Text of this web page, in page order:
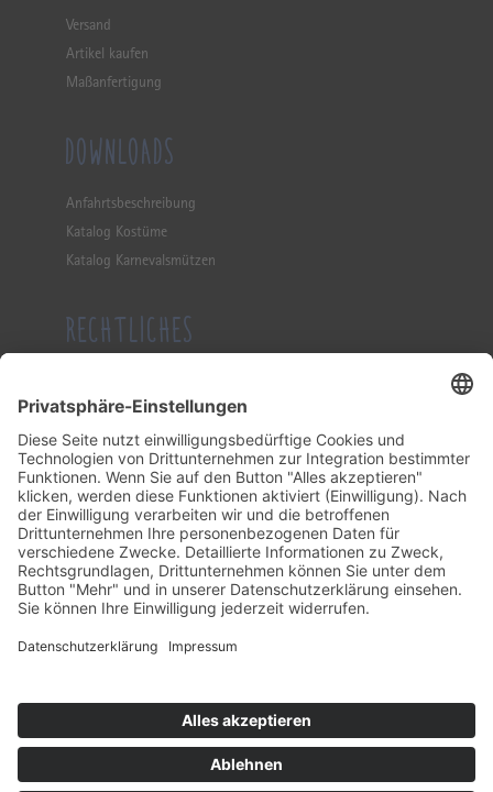
Versand
Artikel kaufen
Maßanfertigung
DOWNLOADS
Anfahrtsbeschreibung
Katalog Kostüme
Katalog Karnevalsmützen
RECHTLICHES
Datenschutzerklärung
Allgemeine Geschäftsbedingung
KONTAKT
Tel.: (0 23 82) 21 51
Fax: (0 23 82) 13 20
Mail: info@schwienhorst-meier.de
Instagram: gibstoff
Öffnungszeiten
09.00 – 12.00 Uhr
Nachmittags nach telefonischer Vereinbarung